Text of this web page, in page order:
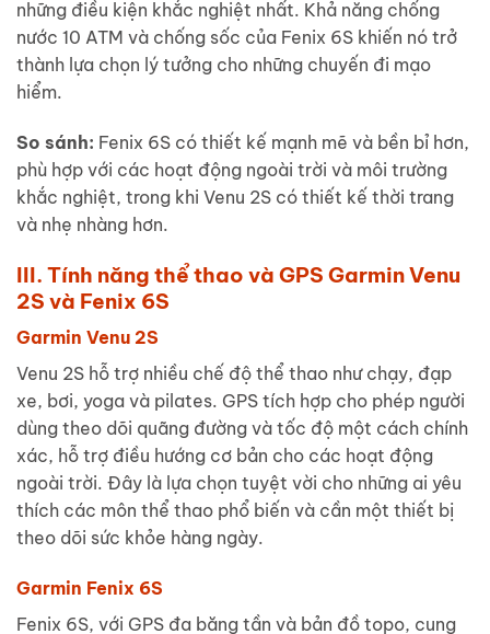
những điều kiện khắc nghiệt nhất. Khả năng chống
nước 10 ATM và chống sốc của Fenix 6S khiến nó trở
thành lựa chọn lý tưởng cho những chuyến đi mạo
hiểm.
So sánh: Fenix 6S có thiết kế mạnh mẽ và bền bỉ hơn,
phù hợp với các hoạt động ngoài trời và môi trường
khắc nghiệt, trong khi Venu 2S có thiết kế thời trang
và nhẹ nhàng hơn.
III. Tính năng thể thao và GPS Garmin Venu
2S và Fenix 6S
Garmin Venu 2S
Venu 2S hỗ trợ nhiều chế độ thể thao như chạy, đạp
xe, bơi, yoga và pilates. GPS tích hợp cho phép người
dùng theo dõi quãng đường và tốc độ một cách chính
xác, hỗ trợ điều hướng cơ bản cho các hoạt động
ngoài trời. Đây là lựa chọn tuyệt vời cho những ai yêu
thích các môn thể thao phổ biến và cần một thiết bị
theo dõi sức khỏe hàng ngày.
Garmin Fenix 6S
Fenix 6S, với GPS đa băng tần và bản đồ topo, cung